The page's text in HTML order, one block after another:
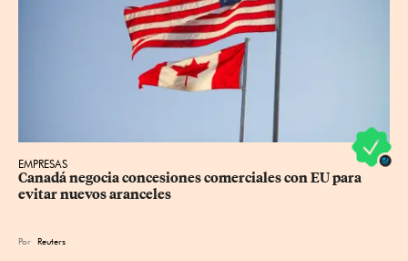
EMPRESAS
Canadá negocia concesiones comerciales con EU para
evitar nuevos aranceles
Por Reuters